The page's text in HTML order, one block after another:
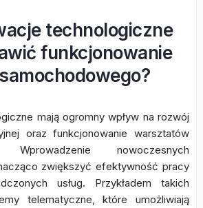
technologiczne
funkcjonowanie
mają ogromny wpływ na rozwój
oraz funkcjonowanie warsztatów
Wprowadzenie nowoczesnych
zwiększyć efektywność pracy
usług. Przykładem takich
telematyczne, które umożliwiają